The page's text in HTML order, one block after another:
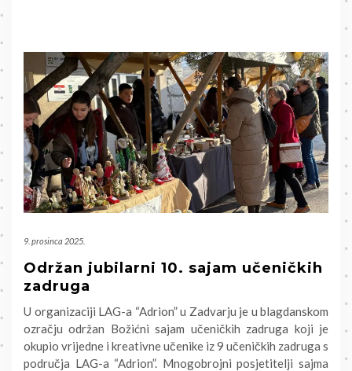
9. prosinca 2025.
Održan jubilarni 10. sajam učeničkih
zadruga
U organizaciji LAG-a “Adrion” u Zadvarju je u blagdanskom
ozračju održan Božićni sajam učeničkih zadruga koji je
okupio vrijedne i kreativne učenike iz 9 učeničkih zadruga s
područja LAG-a “Adrion”. Mnogobrojni posjetitelji sajma